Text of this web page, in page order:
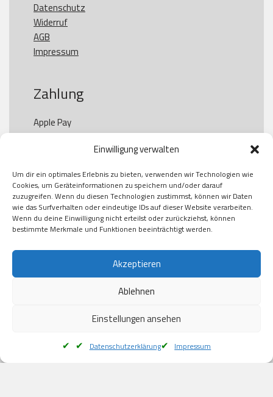
Einwilligung verwalten
Um dir ein optimales Erlebnis zu bieten, verwenden wir Technologien wie
Cookies, um Geräteinformationen zu speichern und/oder darauf
zuzugreifen. Wenn du diesen Technologien zustimmst, können wir Daten
wie das Surfverhalten oder eindeutige IDs auf dieser Website verarbeiten.
Wenn du deine Einwilligung nicht erteilst oder zurückziehst, können
bestimmte Merkmale und Funktionen beeinträchtigt werden.
Akzeptieren
Ablehnen
Einstellungen ansehen
Datenschutzerklärung Impressum
Datenschutz
Widerruf
AGB
Impressum
Zahlung
Apple Pay
Paypal
Kauf auf Rechung
Klarna
American Express